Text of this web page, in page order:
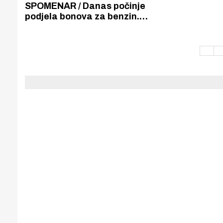
SPOMENAR / Danas počinje
podjela bonova za benzin.